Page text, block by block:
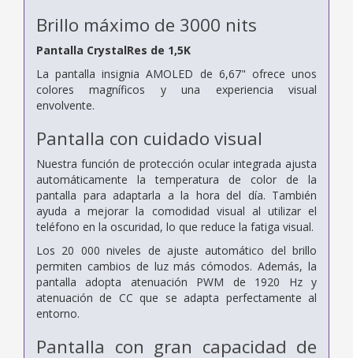
Brillo máximo de 3000 nits
Pantalla CrystalRes de 1,5K
La pantalla insignia AMOLED de 6,67" ofrece unos
colores magníficos y una experiencia visual
envolvente.
Pantalla con cuidado visual
Nuestra función de protección ocular integrada ajusta
automáticamente la temperatura de color de la
pantalla para adaptarla a la hora del día. También
ayuda a mejorar la comodidad visual al utilizar el
teléfono en la oscuridad, lo que reduce la fatiga visual.
Los 20 000 niveles de ajuste automático del brillo
permiten cambios de luz más cómodos. Además, la
pantalla adopta atenuación PWM de 1920 Hz y
atenuación de CC que se adapta perfectamente al
entorno.
Pantalla con gran capacidad de